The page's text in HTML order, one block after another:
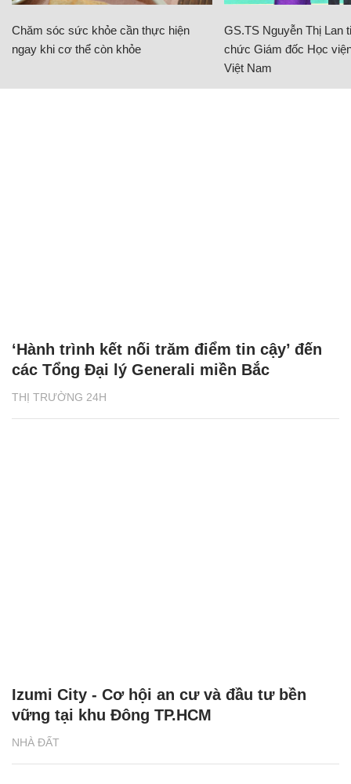
Chăm sóc sức khỏe cần thực hiện
ngay khi cơ thể còn khỏe
GS.TS Nguyễn Thị Lan
chức Giám đốc Học
Việt Nam
THỊ TRƯỜNG 24H
‘Hành trình kết nối trăm điểm tin cậy’ đến
các Tổng Đại lý Generali miền Bắc
NHÀ ĐẤT
Izumi City - Cơ hội an cư và đầu tư bền
vững tại khu Đông TP.HCM